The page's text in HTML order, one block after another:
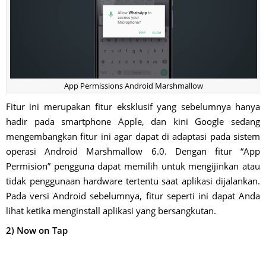
App Permissions Android Marshmallow
Fitur ini merupakan fitur eksklusif yang sebelumnya hanya
hadir pada smartphone Apple, dan kini Google sedang
mengembangkan fitur ini agar dapat di adaptasi pada sistem
operasi Android Marshmallow 6.0. Dengan fitur “App
Permision” pengguna dapat memilih untuk mengijinkan atau
tidak penggunaan hardware tertentu saat aplikasi dijalankan.
Pada versi Android sebelumnya, fitur seperti ini dapat Anda
lihat ketika menginstall aplikasi yang bersangkutan.
2) Now on Tap